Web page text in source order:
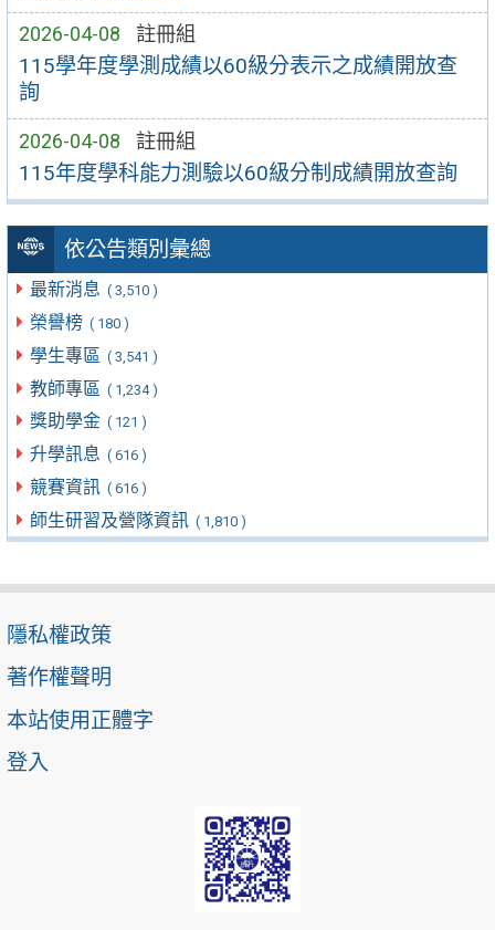
2026-04-08 註冊組
115學年度學測成績以60級分表示之成績開放查
詢
2026-04-08 註冊組
115年度學科能力測驗以60級分制成績開放查詢
依公告類別彙總
最新消息 ( 3,510 )
榮譽榜 ( 180 )
學生專區 ( 3,541 )
教師專區 ( 1,234 )
獎助學金 ( 121 )
升學訊息 ( 616 )
競賽資訊 ( 616 )
師生研習及營隊資訊 ( 1,810 )
隱私權政策
著作權聲明
本站使用正體字
登入